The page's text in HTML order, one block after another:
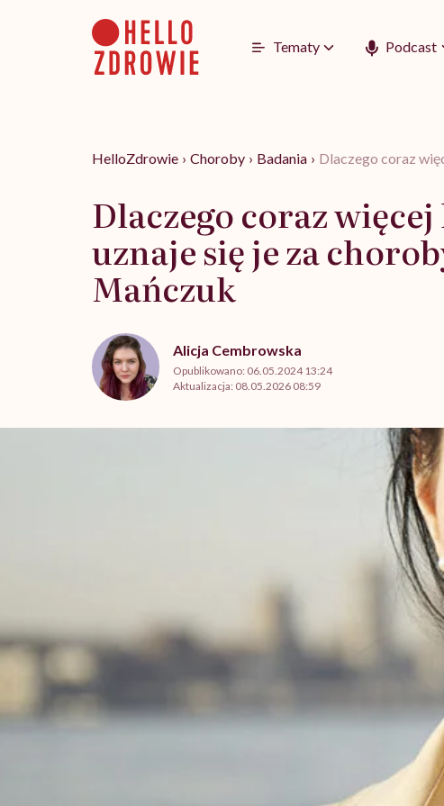
Tematy Podcast
HelloZdrowie › Choroby › Badania › Dlaczego coraz
Dlaczego coraz
uznaje się je za
Mańczuk
Alicja Cembrowska
Opublikowano: 06.05.2024 13:24
Aktualizacja: 08.05.2026 08:59